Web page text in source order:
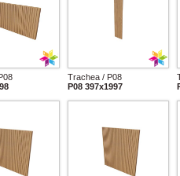
Trachea / P08
P08 397x1997